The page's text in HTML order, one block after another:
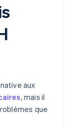
aux
, mais il
que